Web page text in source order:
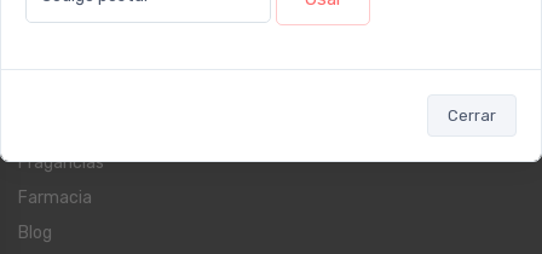
Cerrar
Dermocosmética
Fragancias
Farmacia
Blog